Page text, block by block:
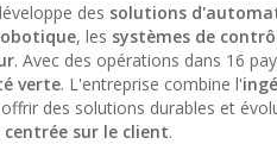
des solutions
, les systèmes de
. Avec des opérations dans 16
verte. L'entreprise combine l'
des solutions durables et
sur le client.